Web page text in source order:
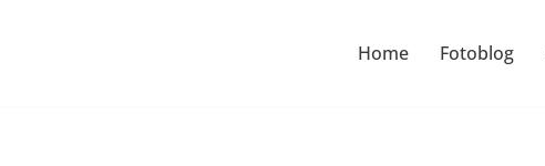
Home Fotoblog